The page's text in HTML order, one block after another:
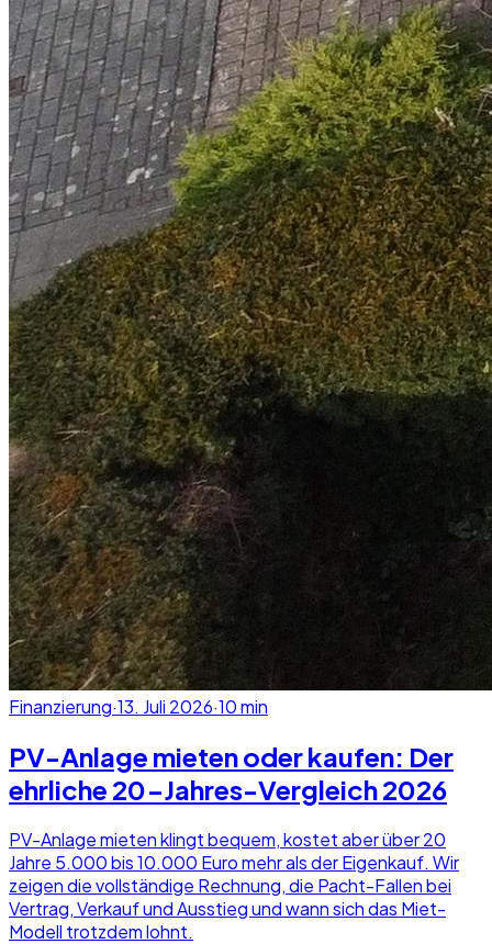
Finanzierung·13. Juli 2026·10min
PV-Anlage mieten oder kaufen: Der
ehrliche 20-Jahres-Vergleich 2026
PV-Anlage mieten klingt bequem, kostet aber über 20
Jahre 5.000 bis 10.000 Euro mehr als der Eigenkauf. Wir
zeigen die vollständige Rechnung, die Pacht-Fallen bei
Vertrag, Verkauf und Ausstieg und wann sich das Miet-
Modell trotzdem lohnt.